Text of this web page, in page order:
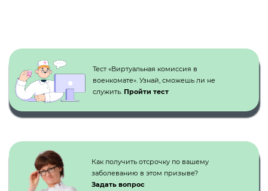
Тест «Виртуальная комиссия в
военкомате». Узнай, сможешь ли не
служить. Пройти тест
Как получить отсрочку по вашему
заболеванию в этом призыве?
Задать вопрос